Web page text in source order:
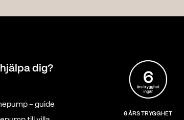
dig?
- guide
6 ÅRS TRYGGHET